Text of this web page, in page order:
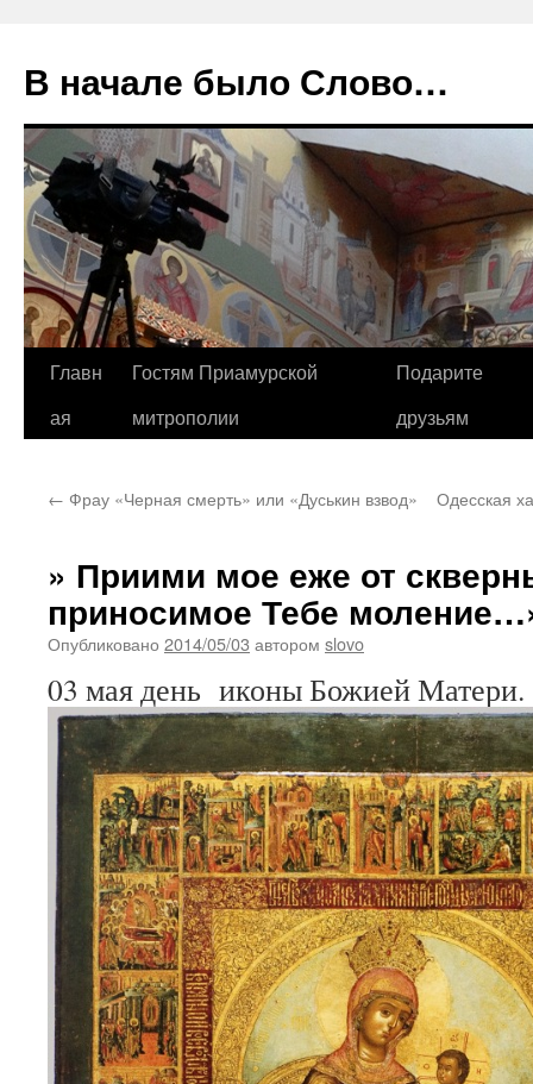
В начале было Слово…
Перейти
Главн
ая
Гостям Приамурской
митрополии
Подарите
друзьям
← Фрау «Черная смерть» или «Дуськин взвод» Одесская
» Приими мое еже от
приносимое Тебе
Опубликовано 2014/05/03 автором slovo
03 мая день иконы Божией Матери.